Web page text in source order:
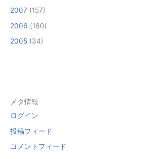
2007 (157)
2006 (160)
2005 (34)
メタ情報
ログイン
投稿フィード
コメントフィード